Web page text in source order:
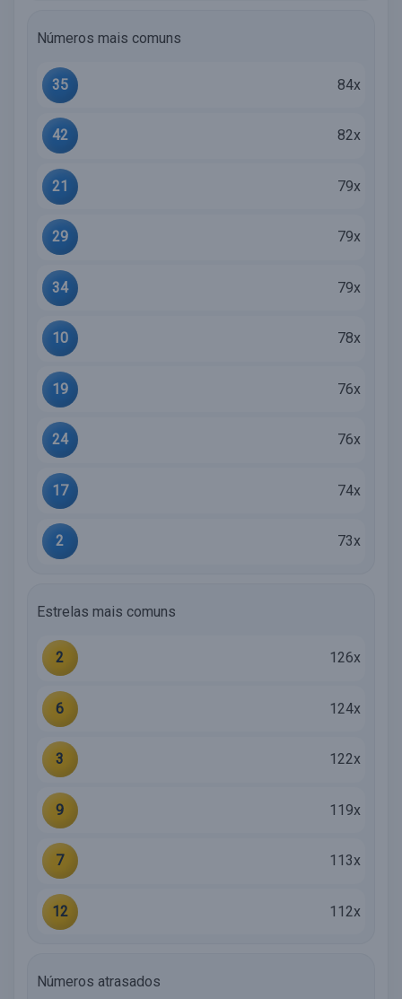
Números mais comuns
35 84x
42 82x
21 79x
29 79x
34 79x
10 78x
19 76x
24 76x
17 74x
2 73x
Estrelas mais comuns
2 126x
6 124x
3 122x
9 119x
7 113x
12 112x
Números atrasados